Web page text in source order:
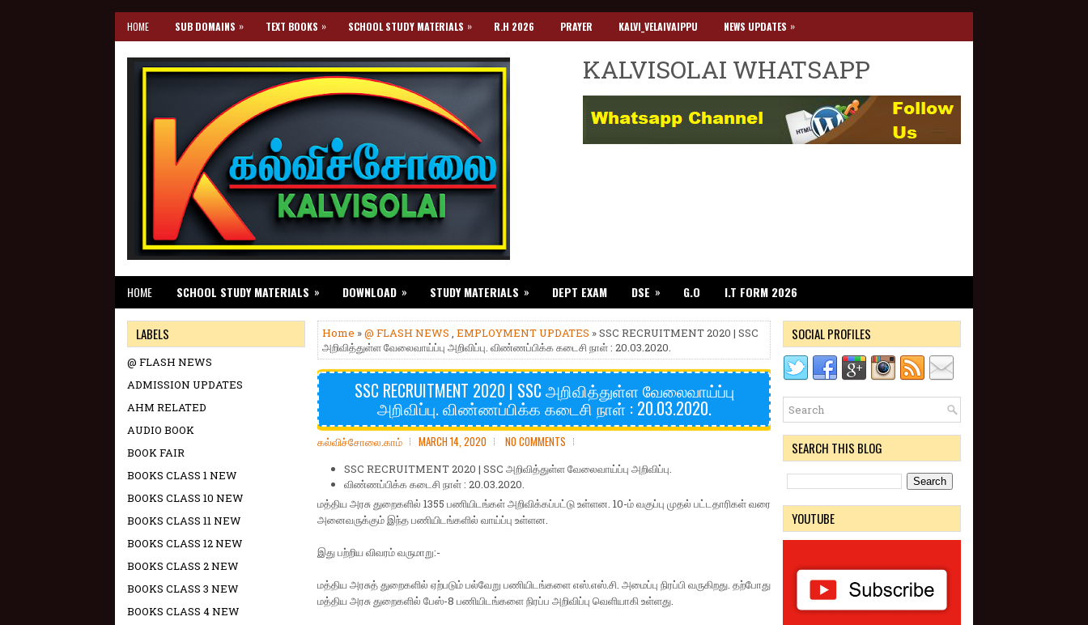
HOME SUB DOMAINS » TEXT BOOKS » SCHOOL STUDY MATERIALS » R.H 2026 PRAYER KALVI_VELAIVAIPPU NEWS UPDATES »
KALVISOLAI WHATSAPP
HOME SCHOOL STUDY MATERIALS » DOWNLOAD » STUDY MATERIALS » DEPT EXAM DSE » G.O I.T FORM 2026
Home »@ FLASH NEWS , EMPLOYMENT UPDATES » SSC RECRUITMENT 2020 | SSC
அறிவித்துள்ள வேலைவாய்ப்பு அறிவிப்பு. விண்ணப்பிக்க கடைசி நாள் : 20.03.2020.
SSC RECRUITMENT 2020 | SSC அறிவித்துள்ள வேலைவாய்ப்பு
அறிவிப்பு. விண்ணப்பிக்க கடைசி நாள் : 20.03.2020.
கல்விச்சோலை.காம் MARCH 14, 2020 NO COMMENTS
SSC RECRUITMENT 2020 | SSC அறிவித்துள்ள வேலைவாய்ப்பு அறிவிப்பு.
விண்ணப்பிக்க கடைசி நாள் : 20.03.2020.
மத்திய அரசு துறைகளில் 1355 பணியிடங்கள் அறிவிக்கப்பட்டு உள்ளன. 10-ம் வகுப்பு முதல் பட்டதாரிகள் வரை
அனைவருக்கும் இந்த பணியிடங்களில் வாய்ப்பு உள்ளன.
இது பற்றிய விவரம் வருமாறு:-
மத்திய அரசுத் துறைகளில் ஏற்படும் பல்வேறு பணியிடங்களை எஸ்.எஸ்.சி. அமைப்பு நிரப்பி வருகிறது. தற்போது
மத்திய அரசு துறைகளில் பேஸ்-8 பணியிடங்களை நிரப்ப அறிவிப்பு வெளியாகி உள்ளது.
LABELS
@ FLASH NEWS
ADMISSION UPDATES
AHM RELATED
AUDIO BOOK
BOOK FAIR
BOOKS CLASS 1 NEW
BOOKS CLASS 10 NEW
BOOKS CLASS 11 NEW
BOOKS CLASS 12 NEW
BOOKS CLASS 2 NEW
BOOKS CLASS 3 NEW
BOOKS CLASS 4 NEW
SOCIAL PROFILES
SEARCH THIS BLOG
YOUTUBE